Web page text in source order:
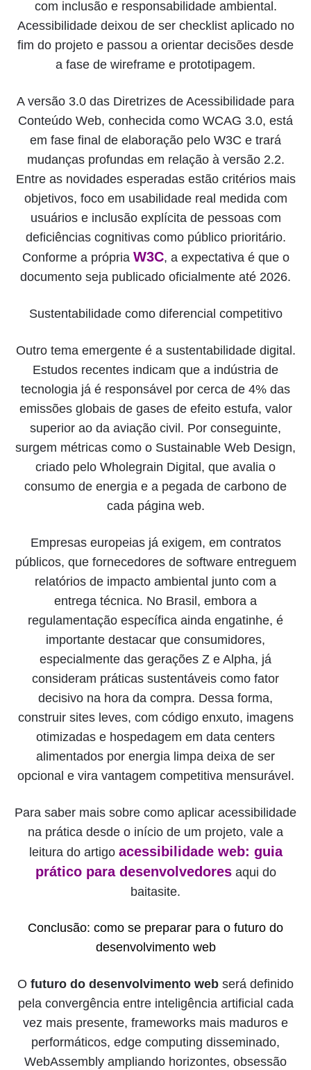
com inclusão e responsabilidade ambiental.
Acessibilidade deixou de ser checklist aplicado no
fim do projeto e passou a orientar decisões desde
a fase de wireframe e prototipagem.
A versão 3.0 das Diretrizes de Acessibilidade para
Conteúdo Web, conhecida como WCAG 3.0, está
em fase final de elaboração pelo W3C e trará
mudanças profundas em relação à versão 2.2.
Entre as novidades esperadas estão critérios mais
objetivos, foco em usabilidade real medida com
usuários e inclusão explícita de pessoas com
deficiências cognitivas como público prioritário.
Conforme a própria W3C, a expectativa é que o
documento seja publicado oficialmente até 2026.
Sustentabilidade como diferencial competitivo
Outro tema emergente é a sustentabilidade digital.
Estudos recentes indicam que a indústria de
tecnologia já é responsável por cerca de 4% das
emissões globais de gases de efeito estufa, valor
superior ao da aviação civil. Por conseguinte,
surgem métricas como o Sustainable Web Design,
criado pelo Wholegrain Digital, que avalia o
consumo de energia e a pegada de carbono de
cada página web.
Empresas europeias já exigem, em contratos
públicos, que fornecedores de software entreguem
relatórios de impacto ambiental junto com a
entrega técnica. No Brasil, embora a
regulamentação específica ainda engatinhe, é
importante destacar que consumidores,
especialmente das gerações Z e Alpha, já
consideram práticas sustentáveis como fator
decisivo na hora da compra. Dessa forma,
construir sites leves, com código enxuto, imagens
otimizadas e hospedagem em data centers
alimentados por energia limpa deixa de ser
opcional e vira vantagem competitiva mensurável.
Para saber mais sobre como aplicar acessibilidade
na prática desde o início de um projeto, vale a
leitura do artigo acessibilidade web: guia
prático para desenvolvedoresaqui do
baitasite.
Conclusão: como se preparar para o futuro do
desenvolvimento web
O futuro do desenvolvimento web será definido
pela convergência entre inteligência artificial cada
vez mais presente, frameworks mais maduros e
performáticos, edge computing disseminado,
WebAssembly ampliando horizontes, obsessão